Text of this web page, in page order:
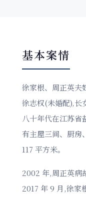
基本案情
徐家根、周正英夫
徐志权(未婚配),长
八十年代在江苏省
有主屋三间、厨房
117 平方米。
2002 年,周正英病
2017 年 9 月,徐家